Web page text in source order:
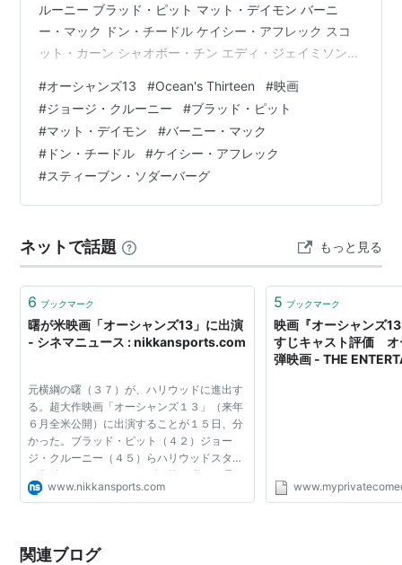
バーニー・マック
エレン・バーキン
ケイシー・アフレック
スコット・カーン
エディ・ジェイミソン
シャオボー・クィン
ヴァンサン・カッセル
ジュリアン・サンズ
デヴィッド・ペイマー
『オーシャンと十一人の仲間』(1960年、ルイス・マイ
ルストン監督)のリメイク及び続編である『オーシャン
ズ11』(2001年、スティーヴン・ソダーバーグ監督)と
『オーシャンズ12』(2004年、同監督)の続編。
ルーニー ブラッド・ピット マット・デイモン バーニ
ー・マック ドン・チードル ケイシー・アフレック スコ
ット・カーン シャオボー・チン エディ・ジェイミソン
シア アル・パチーノ エレン・バーキン ヴァンサン・カ
ッセル エディー・イザード デヴィッド・ペイマー ジュ
リアン・サンズ ボブ・アインシュタイン ジェリー・ウェ
イントラーブ オルガ・ソスノフスカ ほか 監督：スティ
ーブン・ソダーバーグ you…
#オーシャンズ13 #Ocean's Thirteen #映画
#ジョージ・クルーニー #ブラッド・ピット
#マット・デイモン #バーニー・マック
# ドン・チードル #ケイシー・アフレック
#スティーブン・ソダーバーグ
ネットで話題 もっと見る
6 ブックマーク
曙が米映画「オーシャンズ13」に出演
- シネマニュース : nikkansports.com
元横綱の曙（３７）が、ハリウッドに進出す
る。超大作映画「オーシャンズ１３」（来年
６月全米公開）に出演することが１５日、分
かった。ブラッド・ピット（４２）ジョー
ジ・クルーニー（４５）らハリウッドスター
が集結するヒットシリーズの第３弾で、曙は
力士役で登場。同作は既に８月中旬に撮影が
www.nikkansports.com
5 ブックマーク
映画『オーシャンズ
すじキャスト評価 オ
弾映画 - THE
関連ブログ